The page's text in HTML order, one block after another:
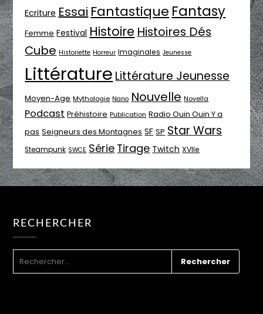
Ecriture Essai Fantastique Fantasy
Femme Festival Histoire Histoires Dés
Cube Historiette Horreur Imaginales Jeunesse
Littérature Littérature Jeunesse
Moyen-Age Mythologie Nano Nouvelle Novella
Podcast Préhistoire Publication Radio Ouin Ouin Y a
pas Seigneurs des Montagnes SF SP Star Wars
Steampunk SWCE Série Tirage Twitch XVIIe
RECHERCHER